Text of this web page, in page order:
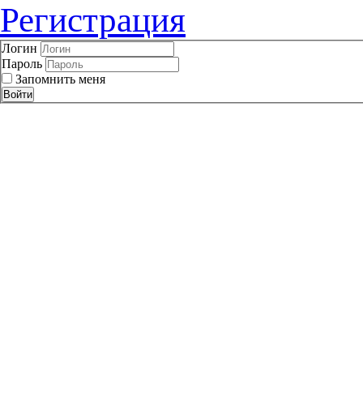
Регистрация
Логин
Пароль
Запомнить меня